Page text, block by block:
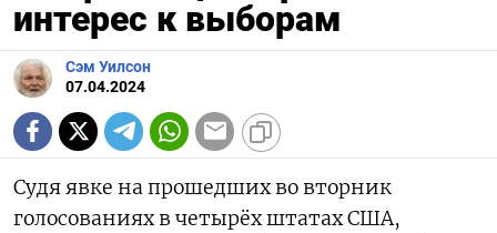
интерес к выборам
Сэм Уилсон
07.04.2024
Судя явке на прошедших во вторник
голосованиях в четырёх штатах США,